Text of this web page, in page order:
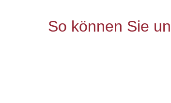
So können Sie